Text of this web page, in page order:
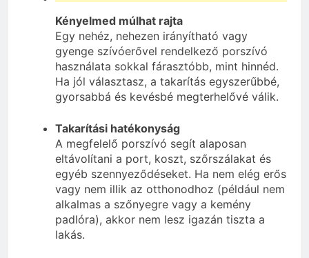
Kényelmed múlhat rajta
Egy nehéz, nehezen irányítható vagy
gyenge szívóerővel rendelkező porszívó
használata sokkal fárasztóbb, mint hinnéd.
Ha jól választasz, a takarítás egyszerűbbé,
gyorsabbá és kevésbé megterhelővé válik.
Takarítási hatékonyság
A megfelelő porszívó segít alaposan
eltávolítani a port, koszt, szőrszálakat és
egyéb szennyeződéseket. Ha nem elég erős
vagy nem illik az otthonodhoz (például nem
alkalmas a szőnyegre vagy a kemény
padlóra), akkor nem lesz igazán tiszta a
lakás.